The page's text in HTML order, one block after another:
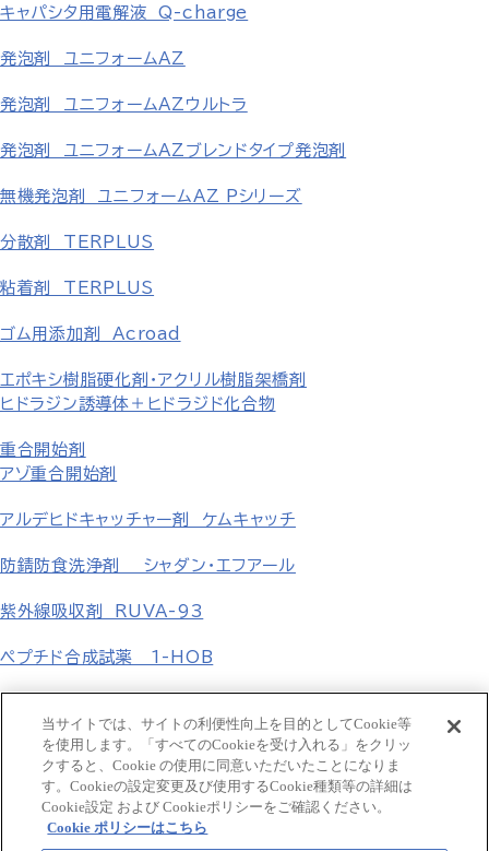
キャパシタ用電解液 Q-charge
発泡剤 ユニフォームAZ
発泡剤 ユニフォームAZウルトラ
発泡剤 ユニフォームAZブレンドタイプ発泡剤
無機発泡剤 ユニフォームAZ Pシリーズ
分散剤 TERPLUS
粘着剤 TERPLUS
ゴム用添加剤 Acroad
エポキシ樹脂硬化剤・アクリル樹脂架橋剤
ヒドラジン誘導体＋ヒドラジド化合物
重合開始剤
アゾ重合開始剤
アルデヒドキャッチャー剤 ケムキャッチ
防錆防食洗浄剤 シャダン・エフアール
紫外線吸収剤 RUVA-93
ペプチド合成試薬 1-HOB
フェニル誘導体 p-置換フェニル誘導体
GCLE・タゾバクタム β-ラクタム化合物
当サイトでは、サイトの利便性向上を目的としてCookie等
を使用します。「すべてのCookieを受け入れる」をクリッ
クすると、Cookie の使用に同意いただいたことになりま
す。Cookieの設定変更及び使用するCookie種類等の詳細は
Cookie設定 および Cookieポリシーをご確認ください。
Cookie ポリシーはこちら